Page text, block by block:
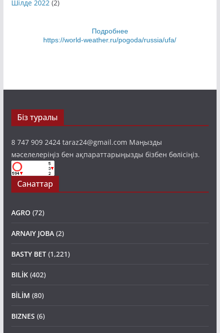
Шілде 2022(2)
Подробнее
https://world-weather.ru/pogoda/russia/ufa/
Біз туралы
8 747 909 2424 taraz24@gmail.com Маңызды
мәселелеріңіз бен ақпараттарыңызды бізбен бөлісіңіз.
Санаттар
AGRO(72)
ARNAIY JOBA(2)
BASTY BET(1,221)
BILİK(402)
BİLİM (80)
BIZNES (6)